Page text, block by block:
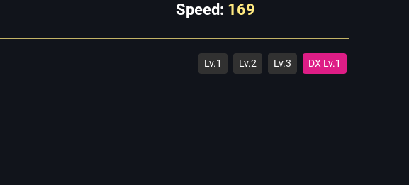
Speed: 169
Lv.1 Lv.2 Lv.3 DX Lv.1